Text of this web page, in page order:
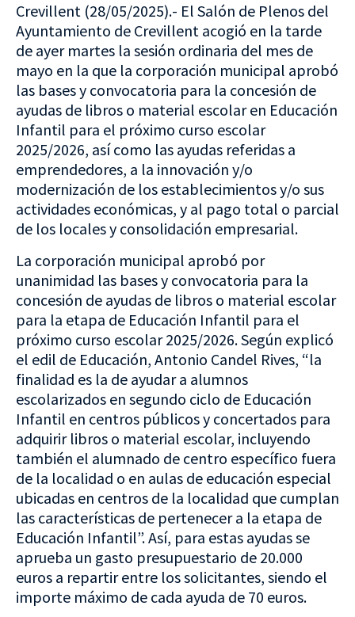
Crevillent (28/05/2025).- El Salón de Plenos del
Ayuntamiento de Crevillent acogió en la tarde
de ayer martes la sesión ordinaria del mes de
mayo en la que la corporación municipal aprobó
las bases y convocatoria para la concesión de
ayudas de libros o material escolar en Educación
Infantil para el próximo curso escolar
2025/2026, así como las ayudas referidas a
emprendedores, a la innovación y/o
modernización de los establecimientos y/o sus
actividades económicas, y al pago total o parcial
de los locales y consolidación empresarial.
La corporación municipal aprobó por
unanimidad las bases y convocatoria para la
concesión de ayudas de libros o material escolar
para la etapa de Educación Infantil para el
próximo curso escolar 2025/2026. Según explicó
el edil de Educación, Antonio Candel Rives, “la
finalidad es la de ayudar a alumnos
escolarizados en segundo ciclo de Educación
Infantil en centros públicos y concertados para
adquirir libros o material escolar, incluyendo
también el alumnado de centro específico fuera
de la localidad o en aulas de educación especial
ubicadas en centros de la localidad que cumplan
las características de pertenecer a la etapa de
Educación Infantil”. Así, para estas ayudas se
aprueba un gasto presupuestario de 20.000
euros a repartir entre los solicitantes, siendo el
importe máximo de cada ayuda de 70 euros.